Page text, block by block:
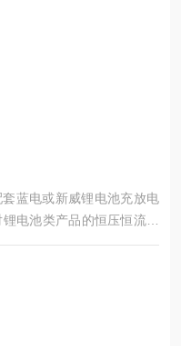
蓝电或新威锂电池充放电
电池类产品的恒压恒流或
低湿的测试环境。